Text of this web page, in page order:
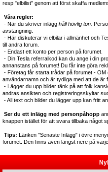
resp "elbilist" genom att först skaffa
Våra regler:
- När du skriver inlägg håll hövlig ton.
avstängning.
- Här diskuterar vi elbilar i allmänhet och
till andra forum.
- Endast ett konto per person på forumet.
- Din Tesla referralkod kan du ange i din
annanstans på forumet! Du får inte göra
- Företag får starta trådar på forumet -
användarnamn och är tydliga med att de är
- Lägger du upp bilder tänk på att folk
andras ansikten och registreringsskyltar
- All text och bilder du lägger upp kan fritt
Ser du ett inlägg med personpåhopp
knappen istället för att svara tillbaka något
Tips: Länken "Senaste Inlägg" i övre
forumet. Den finns även längst nere på